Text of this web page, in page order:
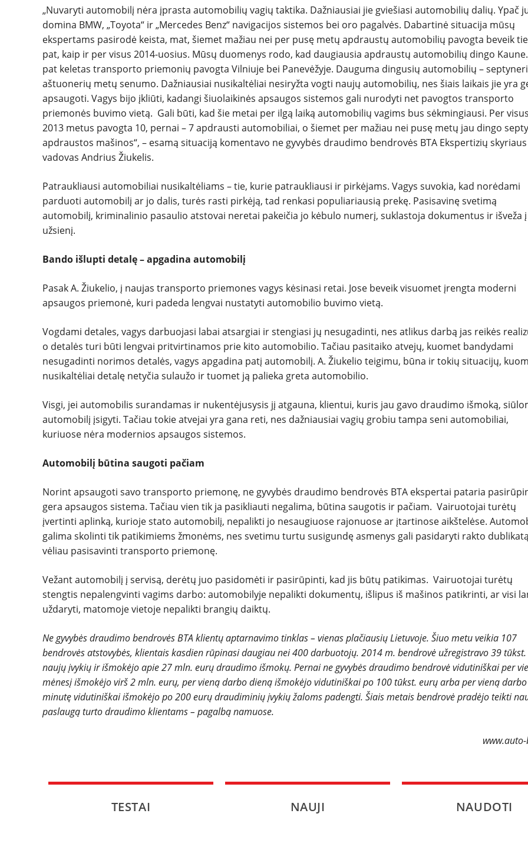
„Nuvaryti automobilį nėra įprasta automobilių vagių taktika. Dažniausiai jie gviešiasi automobilių dalių. Ypač
domina BMW, „Toyota“ ir „Mercedes Benz“ navigacijos sistemos bei oro pagalvės. Dabartinė situacija mūsų
ekspertams pasirodė keista, mat, šiemet mažiau nei per pusę metų apdraustų automobilių pavogta beveik
pat, kaip ir per visus 2014-uosius. Mūsų duomenys rodo, kad daugiausia apdraustų automobilių dingo
pat keletas transporto priemonių pavogta Vilniuje bei Panevėžyje. Dauguma dingusių automobilių –
aštuonerių metų senumo. Dažniausiai nusikaltėliai nesiryžta vogti naujų automobilių, nes šiais laikais jie yra
apsaugoti. Vagys bijo įkliūti, kadangi šiuolaikinės apsaugos sistemos gali nurodyti net pavogtos transporto
priemonės buvimo vietą. Gali būti, kad šie metai per ilgą laiką automobilių vagims bus sėkmingiausi. Per visus
2013 metus pavogta 10, pernai – 7 apdrausti automobiliai, o šiemet per mažiau nei pusę metų jau dingo
apdraustos mašinos“, – esamą situaciją komentavo ne gyvybės draudimo bendrovės BTA Ekspertizių skyriaus
vadovas Andrius Žiukelis.
Patraukliausi automobiliai nusikaltėliams – tie, kurie patraukliausi ir pirkėjams. Vagys suvokia, kad norėdami
parduoti automobilį ar jo dalis, turės rasti pirkėją, tad renkasi populiariausią prekę. Pasisavinę svetimą
automobilį, kriminalinio pasaulio atstovai neretai pakeičia jo kėbulo numerį, suklastoja dokumentus ir išveža į
užsienį.
Bando išlupti detalę – apgadina automobilį
Pasak A. Žiukelio, į naujas transporto priemones vagys kėsinasi retai. Jose beveik visuomet įrengta moderni
apsaugos priemonė, kuri padeda lengvai nustatyti automobilio buvimo vietą.
Vogdami detales, vagys darbuojasi labai atsargiai ir stengiasi jų nesugadinti, nes atlikus darbą jas reikės
o detalės turi būti lengvai pritvirtinamos prie kito automobilio. Tačiau pasitaiko atvejų, kuomet bandydami
nesugadinti norimos detalės, vagys apgadina patį automobilį. A. Žiukelio teigimu, būna ir tokių situacijų,
nusikaltėliai detalę netyčia sulaužo ir tuomet ją palieka greta automobilio.
Visgi, jei automobilis surandamas ir nukentėjusysis jį atgauna, klientui, kuris jau gavo draudimo išmoką,
automobilį įsigyti. Tačiau tokie atvejai yra gana reti, nes dažniausiai vagių grobiu tampa seni automobiliai,
kuriuose nėra modernios apsaugos sistemos.
Automobilį būtina saugoti pačiam
Norint apsaugoti savo transporto priemonę, ne gyvybės draudimo bendrovės BTA ekspertai pataria
gera apsaugos sistema. Tačiau vien tik ja pasikliauti negalima, būtina saugotis ir pačiam. Vairuotojai turėtų
įvertinti aplinką, kurioje stato automobilį, nepalikti jo nesaugiuose rajonuose ar įtartinose aikštelėse.
galima skolinti tik patikimiems žmonėms, nes svetimu turtu susigundę asmenys gali pasidaryti rakto
vėliau pasisavinti transporto priemonę.
Vežant automobilį į servisą, derėtų juo pasidomėti ir pasirūpinti, kad jis būtų patikimas. Vairuotojai turėtų
stengtis nepalengvinti vagims darbo: automobilyje nepalikti dokumentų, išlipus iš mašinos patikrinti, ar visi
uždaryti, matomoje vietoje nepalikti brangių daiktų.
Ne gyvybės draudimo bendrovės BTA klientų aptarnavimo tinklas – vienas plačiausių Lietuvoje. Šiuo metu veikia 107
bendrovės atstovybės, klientais kasdien rūpinasi daugiau nei 400 darbuotojų. 2014 m. bendrovė užregistravo 39 tūkst.
naujų įvykių ir išmokėjo apie 27 mln. eurų draudimo išmokų. Pernai ne gyvybės draudimo bendrovė vidutiniškai per
mėnesį išmokėjo virš 2 mln. eurų, per vieną darbo dieną išmokėjo vidutiniškai po 100 tūkst. eurų arba per vieną darbo
minutę vidutiniškai išmokėjo po 200 eurų draudiminių įvykių žaloms padengti. Šiais metais bendrovė pradėjo teikti
paslaugą turto draudimo klientams – pagalbą namuose.
TESTAI NAUJI NAUDOTI